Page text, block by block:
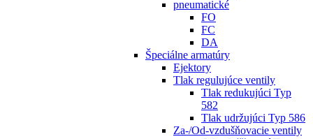
pneumatické
FO
FC
DA
Špeciálne armatúry
Ejektory
Tlak regulujúce ventily
Tlak redukujúci Typ
582
Tlak udržujúci Typ 586
Za-/Od-vzdušňovacie ventily